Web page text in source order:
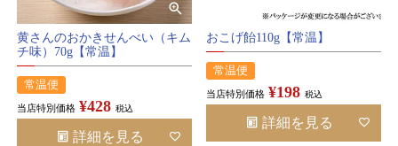
黄さんのおかきせんべい（キム
チ味）70g【常温】
常温便
当店特別価格 ¥428 税込
詳細を見る
おこげ飴110g【常温】
常温便
当店特別価格 ¥198 税込
詳細を見る